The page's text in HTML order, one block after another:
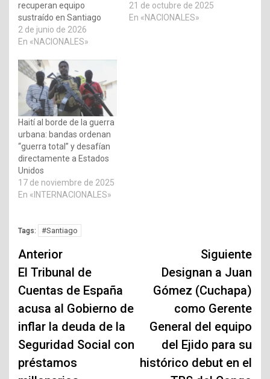
recuperan equipo
sustraído en Santiago
2 de junio de 2026
En «NACIONALES»
21 de octubre de 2025
En «NACIONALES»
Haití al borde de la guerra
urbana: bandas ordenan
“guerra total” y desafían
directamente a Estados
Unidos
17 de noviembre de 2025
En «INTERNACIONALES»
Tags: #Santiago
Navegación
de
entradas
Anterior
El Tribunal de
Cuentas de España
acusa al Gobierno de
inflar la deuda de la
Seguridad Social con
préstamos
Siguiente
Designan a Juan
Gómez (Cuchapa)
como Gerente
General del equipo
del Ejido para su
histórico debut en el